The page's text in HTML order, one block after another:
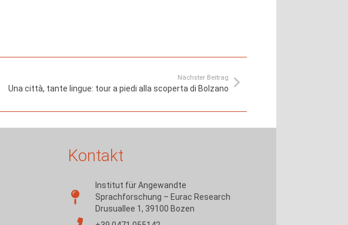
Nächster Beitrag
Una città, tante lingue: tour a piedi alla scoperta di Bolzano
Kontakt
Institut für Angewandte
Sprachforschung – Eurac Research
Drusuallee 1, 39100 Bozen